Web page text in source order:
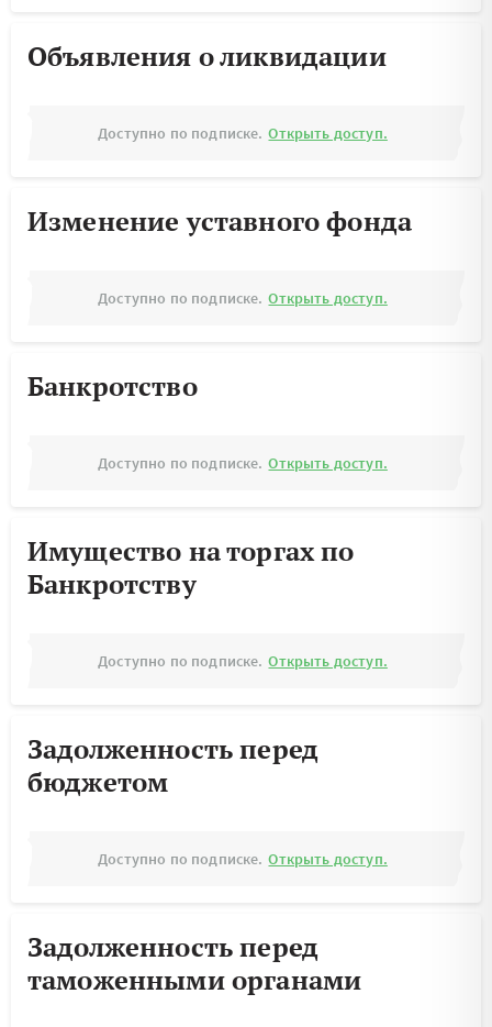
Объявления о ликвидации
Доступно по подписке. Открыть доступ.
Изменение уставного фонда
Доступно по подписке. Открыть доступ.
Банкротство
Доступно по подписке. Открыть доступ.
Имущество на торгах по
Банкротству
Доступно по подписке. Открыть доступ.
Задолженность перед
бюджетом
Доступно по подписке. Открыть доступ.
Задолженность перед
таможенными органами